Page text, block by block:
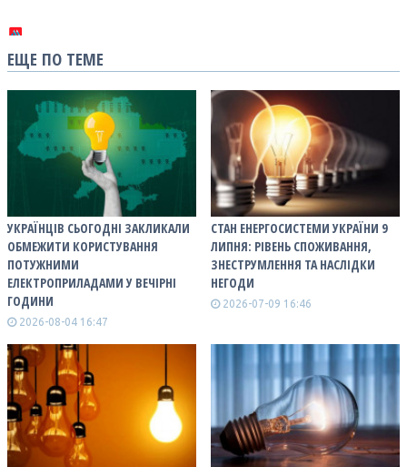
ЕЩЕ ПО ТЕМЕ
УКРАЇНЦІВ СЬОГОДНІ ЗАКЛИКАЛИ
ОБМЕЖИТИ КОРИСТУВАННЯ
ПОТУЖНИМИ
ЕЛЕКТРОПРИЛАДАМИ У ВЕЧІРНІ
ГОДИНИ
2026-08-04 16:47
СТАН ЕНЕРГОСИСТЕМИ УКРАЇНИ 9
ЛИПНЯ: РІВЕНЬ СПОЖИВАННЯ,
ЗНЕСТРУМЛЕННЯ ТА НАСЛІДКИ
НЕГОДИ
2026-07-09 16:46